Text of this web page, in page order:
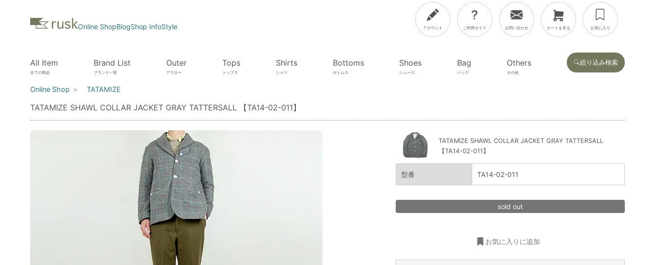
Online ShopBlogShop InfoStyle アカウント ご利用ガイド お問い合わせ カートを見る お気に入り
All Item
全ての商品
Brand List
ブランド一覧
Outer
アウター
Tops
トップス
Shirts
シャツ
Bottoms
ボトムス
Shoes
シューズ
Bag
バッグ
Others
その他
絞り込み検索
Online Shop TATAMIZE
TATAMIZE SHAWL COLLAR JACKET GRAY TATTERSALL 【TA14-02-011】
TATAMIZE SHAWL COLLAR JACKET GRAY TATTERSALL
【TA14-02-011】
型番 TA14-02-011
sold out
お気に入りに追加